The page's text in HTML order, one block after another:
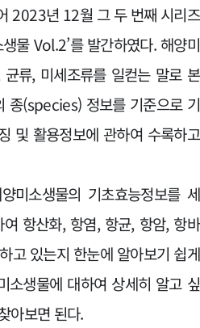
2023년 12월 그 두 번째 시리즈
물 Vol.2’를 발간하였다. 해양미
류, 미세조류를 일컫는 말로 본
종(species) 정보를 기준으로 기
및 활용정보에 관하여 수록하고
미소생물의 기초효능정보를 세
항산화, 항염, 항균, 항암, 항바
고 있는지 한눈에 알아보기 쉽게
소생물에 대하여 상세히 알고 싶
아보면 된다.